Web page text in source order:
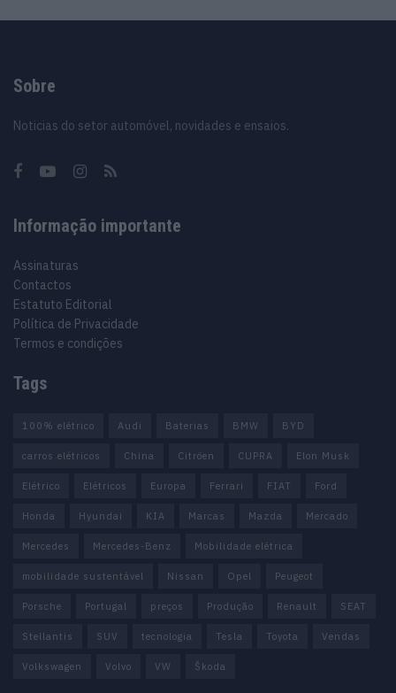
Sobre
Noticias do setor automóvel, novidades e ensaios.
Informação importante
Assinaturas
Contactos
Estatuto Editorial
Política de Privacidade
Termos e condições
Tags
100% elétrico Audi Baterias BMW BYD
carros elétricos China Citröen CUPRA Elon Musk
Elétrico Elétricos Europa Ferrari FIAT Ford
Honda Hyundai KIA Marcas Mazda Mercado
Mercedes Mercedes-Benz Mobilidade elétrica
mobilidade sustentável Nissan Opel Peugeot
Porsche Portugal preços Produção Renault SEAT
Stellantis SUV tecnologia Tesla Toyota Vendas
Volkswagen Volvo VW Škoda